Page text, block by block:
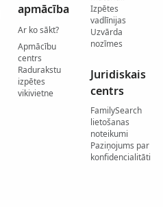
apmācība
Ar ko sākt?
Apmācību
centrs
Radurakstu
izpētes
vikivietne
Izpētes
vadlīnijas
Uzvārda
nozīmes
Juridiskais
centrs
FamilySearch
lietošanas
noteikumi
Paziņojums par
konfidencialitāti